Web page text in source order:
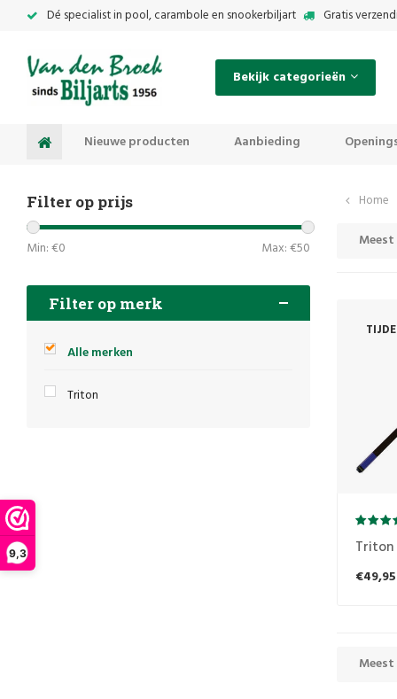
9,3
Dé specialist in pool, carambole en snookerbiljart Gratis
Bekijk categorieën
Nieuwe producten Aanbieding
Filter op prijs
Min: €0 Max: €50
Filter op merk
Alle merken
Triton
Home
Meest
Triton
€49,95
Meest